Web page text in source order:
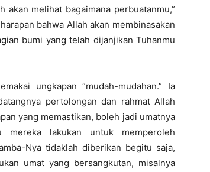
melihat bagaimana perbuatanmu,”
bahwa Allah akan membinasakan
bumi yang telah dijanjikan Tuhanmu
ungkapan “mudah-mudahan.” Ia
pertolongan dan rahmat Allah
yang memastikan, boleh jadi umatnya
mereka lakukan untuk memperoleh
Nya tidaklah diberikan begitu saja,
umat yang bersangkutan, misalnya